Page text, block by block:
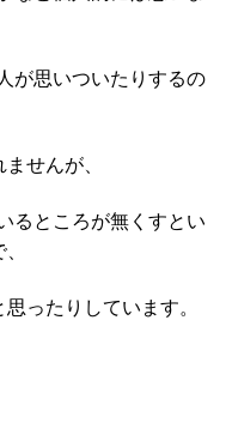
思いついたりするの
せんが、
ところが無くすとい
ったりしています。